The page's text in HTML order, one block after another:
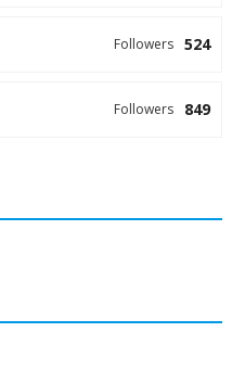
524
Followers
849
Followers